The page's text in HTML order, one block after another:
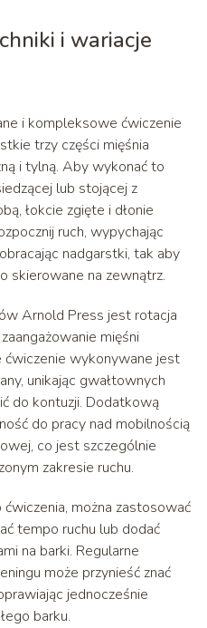
i wariacje
i kompleksowe ćwiczenie
trzy części mięśnia
i tylną. Aby wykonać to
lub stojącej z
łokcie zgięte i dłonie
ruch, wypychając
nadgarstki, tak aby
skierowane na zewnątrz.
Arnold Press jest rotacja
mięśni
ćwiczenie wykonywane jest
unikając gwałtownych
do kontuzji. Dodatkową
do pracy nad mobilnością
co jest szczególnie
zakresie ruchu.
można zastosować
tempo ruchu lub dodać
na barki. Regularne
może przynieść znać
jednocześnie
barku.